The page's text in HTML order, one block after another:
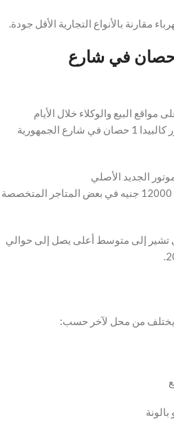
مقارنة بالأنواع التجارية الأقل جودة.
موتور كالبيدا 1 حصان في شارع
البيع والوكلاء خلال الأيام
الأخيرة، فإن السعر الحالي لموتور كالبيدا 1 حصان في شارع الجمهورية
وقد تم عرض سعر رسمي حوالي 12000 جنيه في بعض المتاجر المتخصصة
تشير إلى متوسط أعلى يصل إلى حوالي
يختلف من محل لآخر حسب: